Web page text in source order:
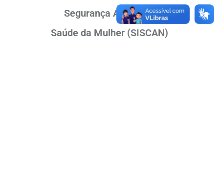
Segurança Alimentar
Saúde da Mulher (SISCAN)